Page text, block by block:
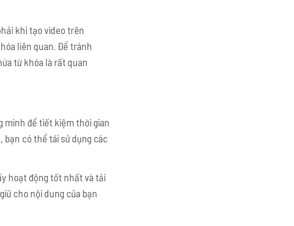
khi tạo video trên
liên quan. Để tránh
từ khóa là rất quan
minh để tiết kiệm thời gian
bạn có thể tái sử dụng các
hoạt động tốt nhất và tải
cho nội dung của bạn